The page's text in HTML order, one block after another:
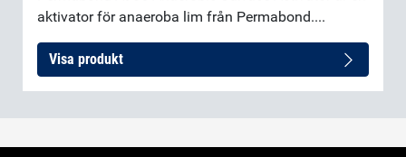
aktivator för anaeroba lim från Permabond....
Visa produkt